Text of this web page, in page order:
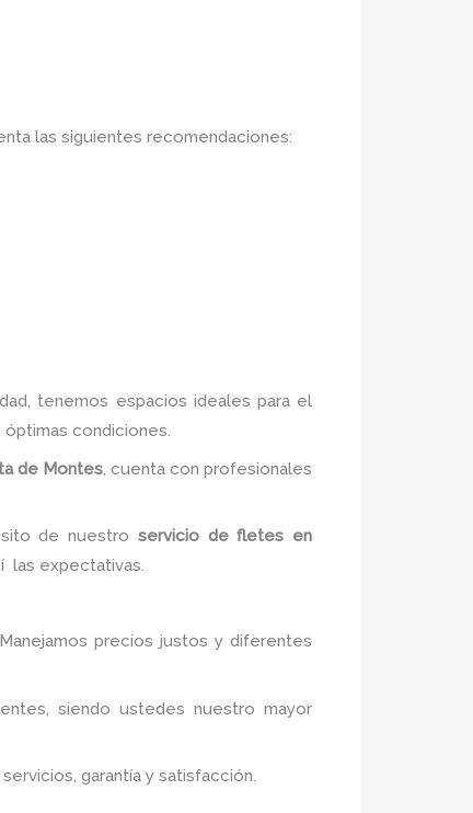
las siguientes recomendaciones:
tenemos espacios ideales para el
condiciones.
de Montes, cuenta con profesionales
de nuestro servicio de fletes en
las expectativas.
precios justos y diferentes
siendo ustedes nuestro mayor
garantía y satisfacción.